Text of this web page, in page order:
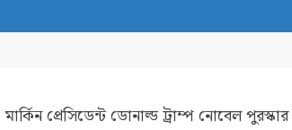
মার্কিন প্রেসিডেন্ট ডোনাল্ড ট্রাম্প নোবেল পুরস্কার